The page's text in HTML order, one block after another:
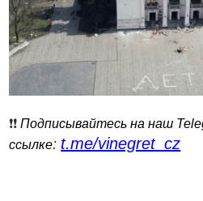
❗️❗️Подписывайтесь на наш
ссылке: t.me/vinegret_cz